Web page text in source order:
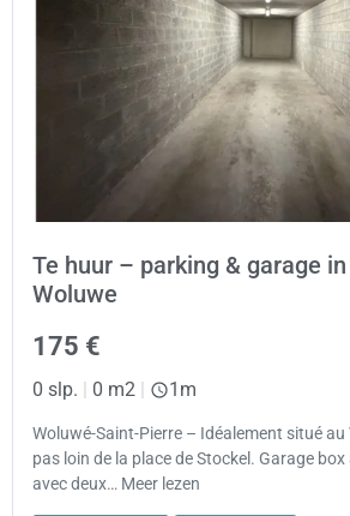
Te huur – parking & garage
Woluwe
175 €
0 slp. | 0 m2 | 1m
Woluwé-Saint-Pierre – Idéalement situé au
pas loin de la place de Stockel. Garage box
avec deux… Meer lezen